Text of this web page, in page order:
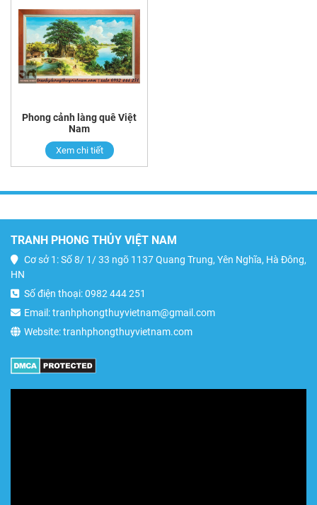
Phong cảnh làng quê Việt
Nam
Xem chi tiết
TRANH PHONG THỦY VIỆT NAM
Cơ sở 1: Số 8/ 1/ 33 ngõ 1137 Quang Trung, Yên Nghĩa, Hà Đông,
HN
Số điện thoại: 0982 444 251
Email: tranhphongthuyvietnam@gmail.com
Website: tranhphongthuyvietnam.com